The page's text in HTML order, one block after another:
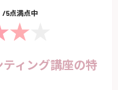
/5点満点中
ィング講座の特